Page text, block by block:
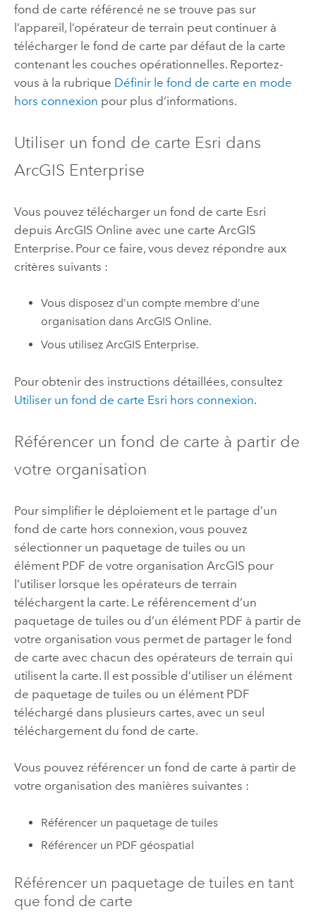
fond de carte référencé ne se trouve pas sur
l’appareil, l’opérateur de terrain peut continuer à
télécharger le fond de carte par défaut de la carte
contenant les couches opérationnelles. Reportez-
vous à la rubrique Définir le fond de carte en mode
hors connexion pour plus d’informations.
Utiliser un fond de carte Esri dans
ArcGIS Enterprise
Vous pouvez télécharger un fond de carte Esri
depuis ArcGIS Online avec une carte ArcGIS
Enterprise. Pour ce faire, vous devez répondre aux
critères suivants :
Vous disposez d’un compte membre d’une
organisation dansArcGIS Online.
Vous utilisezArcGIS Enterprise.
Pour obtenir des instructions détaillées, consultez
Utiliser un fond de carte Esri hors connexion.
Référencer un fond de carte à partir de
votre organisation
Pour simplifier le déploiement et le partage d’un
fond de carte hors connexion, vous pouvez
sélectionner un paquetage de tuiles ou un
élément PDF de votre organisation ArcGIS pour
l’utiliser lorsque les opérateurs de terrain
téléchargent la carte. Le référencement d’un
paquetage de tuiles ou d’un élément PDF à partir de
votre organisation vous permet de partager le fond
de carte avec chacun des opérateurs de terrain qui
utilisent la carte. Il est possible d’utiliser un élément
de paquetage de tuiles ou un élément PDF
téléchargé dans plusieurs cartes, avec un seul
téléchargement du fond de carte.
Vous pouvez référencer un fond de carte à partir de
votre organisation des manières suivantes :
Référencer un paquetage de tuiles
Référencer un PDF géospatial
Référencer un paquetage de tuiles en tant
que fond de carte